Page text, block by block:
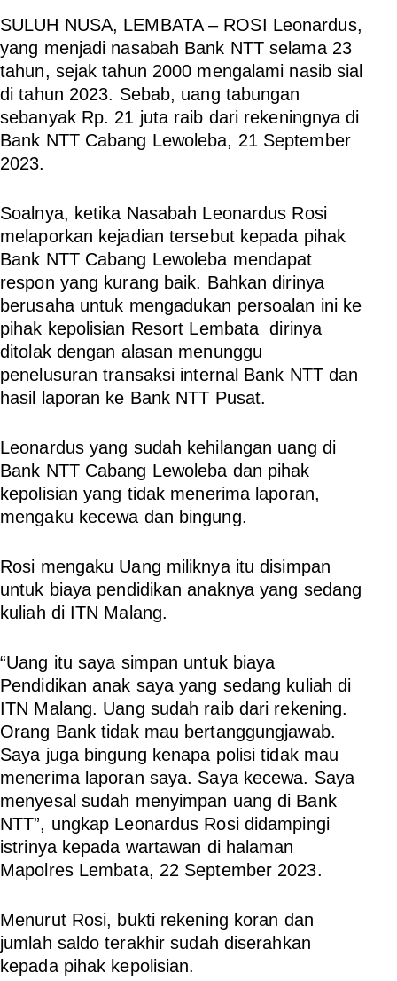
SULUH NUSA, LEMBATA – ROSI Leonardus,
yang menjadi nasabah Bank NTT selama 23
tahun, sejak tahun 2000 mengalami nasib sial
di tahun 2023. Sebab, uang tabungan
sebanyak Rp. 21 juta raib dari rekeningnya di
Bank NTT Cabang Lewoleba, 21 September
2023.
Soalnya, ketika Nasabah Leonardus Rosi
melaporkan kejadian tersebut kepada pihak
Bank NTT Cabang Lewoleba mendapat
respon yang kurang baik. Bahkan dirinya
berusaha untuk mengadukan persoalan ini ke
pihak kepolisian Resort Lembata dirinya
ditolak dengan alasan menunggu
penelusuran transaksi internal Bank NTT dan
hasil laporan ke Bank NTT Pusat.
Leonardus yang sudah kehilangan uang di
Bank NTT Cabang Lewoleba dan pihak
kepolisian yang tidak menerima laporan,
mengaku kecewa dan bingung.
Rosi mengaku Uang miliknya itu disimpan
untuk biaya pendidikan anaknya yang sedang
kuliah di ITN Malang.
“Uang itu saya simpan untuk biaya
Pendidikan anak saya yang sedang kuliah di
ITN Malang. Uang sudah raib dari rekening.
Orang Bank tidak mau bertanggungjawab.
Saya juga bingung kenapa polisi tidak mau
menerima laporan saya. Saya kecewa. Saya
menyesal sudah menyimpan uang di Bank
NTT”, ungkap Leonardus Rosi didampingi
istrinya kepada wartawan di halaman
Mapolres Lembata, 22 September 2023.
Menurut Rosi, bukti rekening koran dan
jumlah saldo terakhir sudah diserahkan
kepada pihak kepolisian.